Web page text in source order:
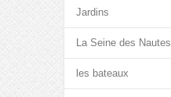
Jardins
La Seine des Nautes
les bateaux